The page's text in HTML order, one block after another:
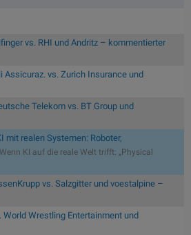
vs. RHI und Andritz – kommentierter
Assicuraz. vs. Zurich Insurance und
Telekom vs. BT Group und
mit realen Systemen: Roboter,
Wenn KI auf die reale Welt trifft: „Physical
vs. Salzgitter und voestalpine –
World Wrestling Entertainment und